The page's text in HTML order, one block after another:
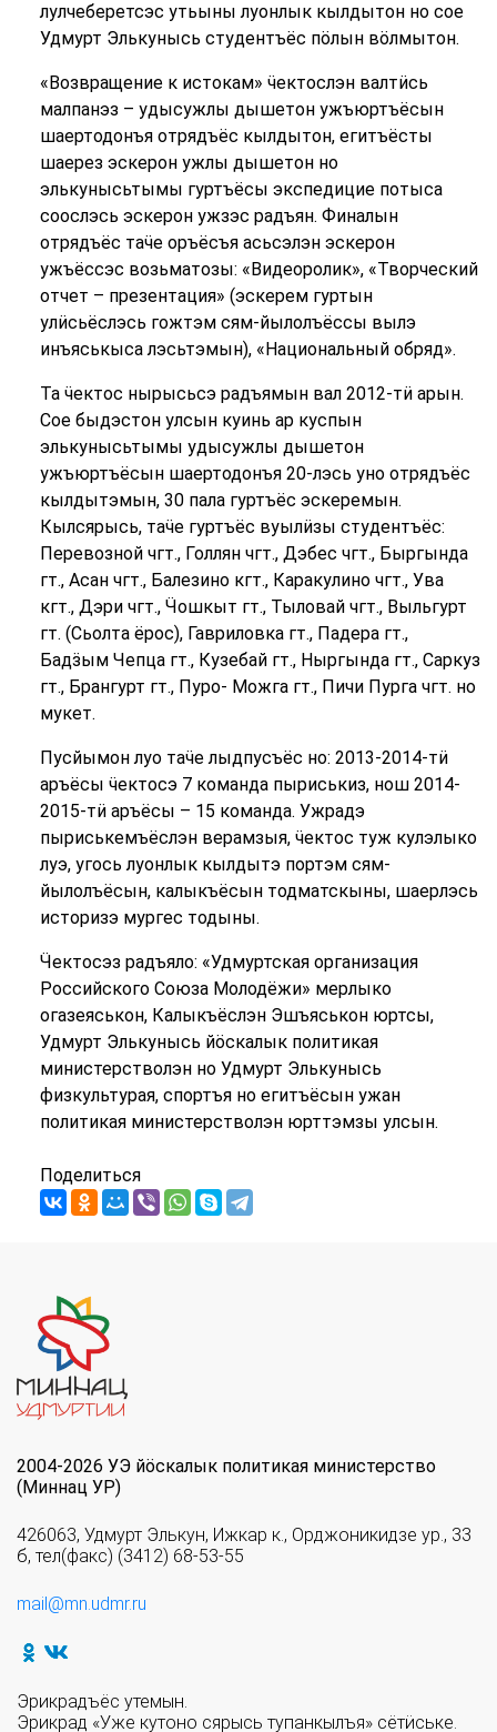
лулчеберетсэс утьыны луонлык кылдытон но сое
Удмурт Элькунысь студентъёс пӧлын вӧлмытон.
«Возвращение к истокам» ӵектослэн валтӥсь
малпанэз – удысужлы дышетон ужъюртъёсын
шаертодонъя отрядъёс кылдытон, егитъёсты
шаерез эскерон ужлы дышетон но
элькунысьтымы гуртъёсы экспедицие потыса
соослэсь эскерон ужзэс радъян. Финалын
отрядъёс таӵе оръёсъя асьсэлэн эскерон
ужъёссэс возьматозы: «Видеоролик», «Творческий
отчет – презентация» (эскерем гуртын
улӥсьёслэсь гожтэм сям-йылолъёссы вылэ
инъяськыса лэсьтэмын), «Национальный обряд».
Та ӵектос нырысьсэ радъямын вал 2012-тӥ арын.
Сое быдэстон улсын куинь ар куспын
элькунысьтымы удысужлы дышетон
ужъюртъёсын шаертодонъя 20-лэсь уно отрядъёс
кылдытэмын, 30 пала гуртъёс эскеремын.
Кылсярысь, таӵе гуртъёс вуылӥзы студентъёс:
Перевозной чгт., Голлян чгт., Дэбес чгт., Быргында
гт., Асан чгт., Балезино кгт., Каракулино чгт., Ува
кгт., Дэри чгт., Ӵошкыт гт., Тыловай чгт., Выльгурт
гт. (Сьолта ёрос), Гавриловка гт., Падера гт.,
Бадӟым Чепца гт., Кузебай гт., Ныргында гт., Саркуз
гт., Брангурт гт., Пуро- Можга гт., Пичи Пурга чгт. но
мукет.
Пусйымон луо таӵе лыдпусъёс но: 2013-2014-тӥ
аръёсы ӵектосэ 7 команда пыриськиз, нош 2014-
2015-тӥ аръёсы – 15 команда. Ужрадэ
пыриськемъёслэн верамзыя, ӵектос туж кулэлыко
луэ, угось луонлык кылдытэ портэм сям-
йылолъёсын, калыкъёсын тодматскыны, шаерлэсь
историзэ мургес тодыны.
Ӵектосэз радъяло: «Удмуртская организация
Российского Союза Молодёжи» мерлыко
огазеяськон, Калыкъёслэн Эшъяськон юртсы,
Удмурт Элькунысь йӧскалык политикая
министерстволэн но Удмурт Элькунысь
физкультурая, спортъя но егитъёсын ужан
политикая министерстволэн юрттэмзы улсын.
Поделиться
2004-2026 УЭ йöскалык политикая министерство
(Миннац УР)
426063, Удмурт Элькун, Ижкар к., Орджоникидзе ур., 33
б, тел(факс) (3412) 68-53-55
mail@mn.udmr.ru
Эрикрадъёс утемын.
Эрикрад «Уже кутоно сярысь тупанкылъя» сётӥське.